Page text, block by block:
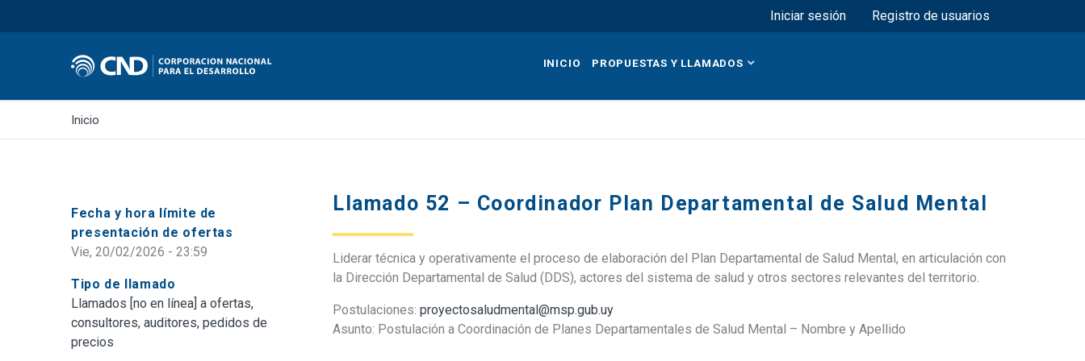
al
principal
Menú superior
Iniciar sesión Registro de usuarios
INICIO PROPUESTAS Y LLAMADOS
Inicio
Fecha y hora límite de
presentación de ofertas
Vie, 20/02/2026 - 23:59
Tipo de llamado
Llamados [no en línea] a ofertas,
consultores, auditores, pedidos de
precios
Llamado 52 – Coordinador Plan Departamental de Salud Mental
Liderar técnica y operativamente el proceso de elaboración del Plan Departamental de Salud Mental, en articulación con
la Dirección Departamental de Salud (DDS), actores del sistema de salud y otros sectores relevantes del territorio.
Postulaciones: proyectosaludmental@msp.gub.uy
Asunto: Postulación a Coordinación de Planes Departamentales de Salud Mental – Nombre y Apellido